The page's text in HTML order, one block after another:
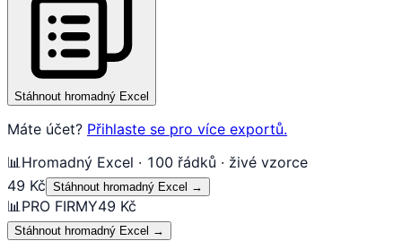
Stáhnout hromadný Excel
Máte účet? Přihlaste se pro více exportů.
📊 Hromadný Excel · 100 řádků · živé vzorce
49 Kč Stáhnout hromadný Excel →
📊 PRO FIRMY49 Kč
Stáhnout hromadný Excel →